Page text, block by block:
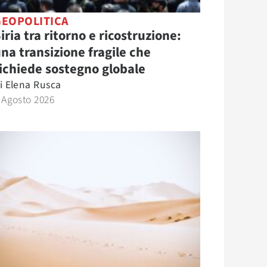
tra ritorno e ricostruzione:
transizione fragile che
sostegno globale
Elena Rusca
2026